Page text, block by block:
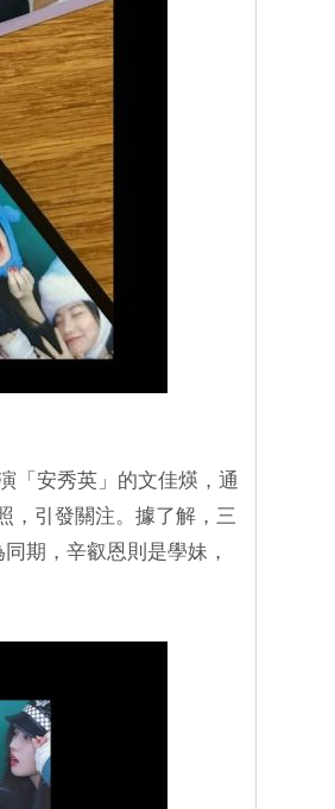
「安秀英」的文佳煐，通
，引發關注。據了解，三
期，辛叡恩則是學妹，